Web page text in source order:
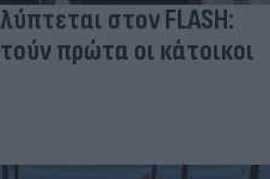
στον FLASH:
πρώτα οι κάτοικοι